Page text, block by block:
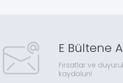
E Bültene
Fırsatlar ve
kaydolun!